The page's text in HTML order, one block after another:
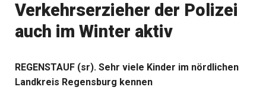
Der „deutsche Michel“ muss nun
zahlen! kommentare & serien &
Angebot … maxhütte-haidhof
Nutzen Sie aktuelle Angebote Ihrer
Verkehrserzieher der Polizei
auch im Winter aktiv
REGENSTAUF (sr). Sehr viele Kinder im nördlichen
Landkreis Regensburg kennen